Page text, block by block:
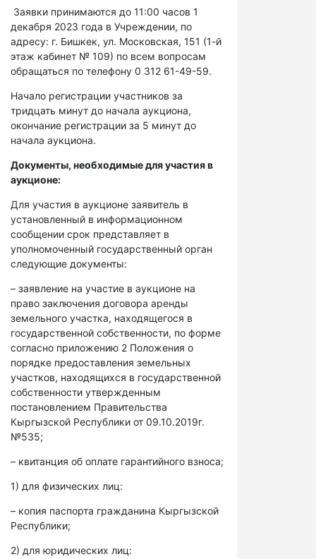
Заявки принимаются до 11:00 часов 1
декабря 2023 года в Учреждении, по
адресу: г. Бишкек, ул. Московская, 151 (1-й
этаж кабинет № 109) по всем вопросам
обращаться по телефону 0 312 61-49-59.
Начало регистрации участников за
тридцать минут до начала аукциона,
окончание регистрации за 5 минут до
начала аукциона.
Документы, необходимые для участия в
аукционе:
Для участия в аукционе заявитель в
установленный в информационном
сообщении срок представляет в
уполномоченный государственный орган
следующие документы:
– заявление на участие в аукционе на
право заключения договора аренды
земельного участка, находящегося в
государственной собственности, по форме
согласно приложению 2 Положения о
порядке предоставления земельных
участков, находящихся в государственной
собственности утвержденным
постановлением Правительства
Кыргызской Республики от 09.10.2019г.
№535;
– квитанция об оплате гарантийного взноса;
1) для физических лиц:
– копия паспорта гражданина Кыргызской
Республики;
2) для юридических лиц: